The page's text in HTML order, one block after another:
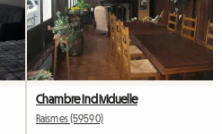
Chambre Individuelle
Raismes (59590)